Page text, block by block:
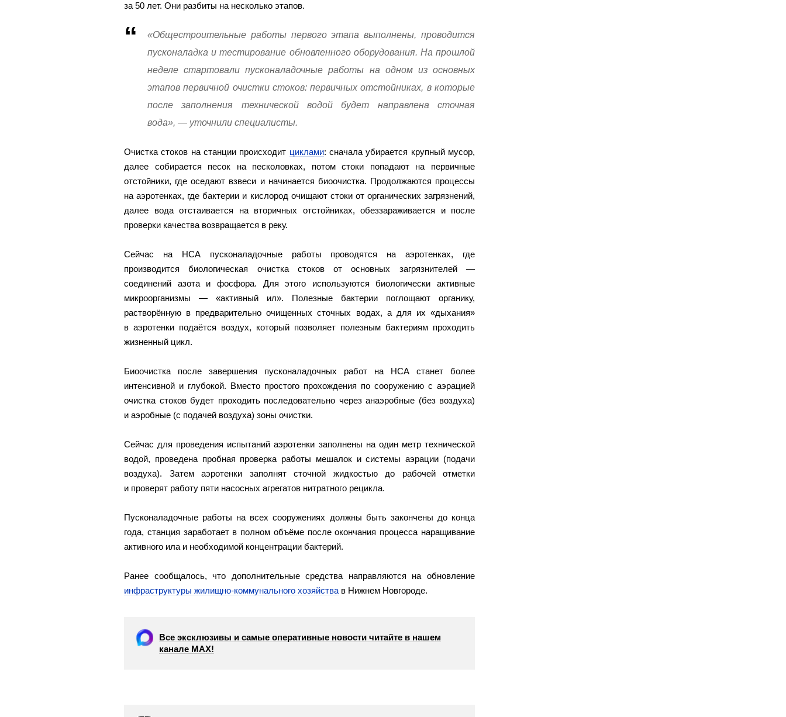
за 50 лет. Они разбиты на несколько этапов.
«Общестроительные работы первого этапа выполнены, проводится
пусконаладка и тестирование обновленного оборудования. На прошлой
неделе стартовали пусконаладочные работы на одном из основных
этапов первичной очистки стоков: первичных отстойниках, в которые
после заполнения технической водой будет направлена сточная
вода», — уточнили специалисты.
Очистка стоков на станции происходит циклами: сначала убирается крупный мусор,
далее собирается песок на песколовках, потом стоки попадают на первичные
отстойники, где оседают взвеси и начинается биоочистка. Продолжаются процессы
на аэротенках, где бактерии и кислород очищают стоки от органических загрязнений,
далее вода отстаивается на вторичных отстойниках, обеззараживается и после
проверки качества возвращается в реку.
Сейчас на НСА пусконаладочные работы проводятся на аэротенках, где
производится биологическая очистка стоков от основных загрязнителей —
соединений азота и фосфора. Для этого используются биологически активные
микроорганизмы — «активный ил». Полезные бактерии поглощают органику,
растворённую в предварительно очищенных сточных водах, а для их «дыхания»
в аэротенки подаётся воздух, который позволяет полезным бактериям проходить
жизненный цикл.
Биоочистка после завершения пусконаладочных работ на НСА станет более
интенсивной и глубокой. Вместо простого прохождения по сооружению с аэрацией
очистка стоков будет проходить последовательно через анаэробные (без воздуха)
и аэробные (с подачей воздуха) зоны очистки.
Сейчас для проведения испытаний аэротенки заполнены на один метр технической
водой, проведена пробная проверка работы мешалок и системы аэрации (подачи
воздуха). Затем аэротенки заполнят сточной жидкостью до рабочей отметки
и проверят работу пяти насосных агрегатов нитратного рецикла.
Пусконаладочные работы на всех сооружениях должны быть закончены до конца
года, станция заработает в полном объёме после окончания процесса наращивание
активного ила и необходимой концентрации бактерий.
Ранее сообщалось, что дополнительные средства направляются на обновление
инфраструктуры жилищно-коммунального хозяйства в Нижнем Новгороде.
Все эксклюзивы и самые оперативные новости читайте в нашем
канале МАХ!